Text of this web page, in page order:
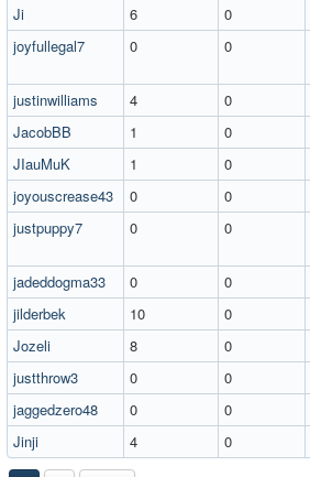
Ji
6
0
joyfullegal7
0 0
justinwilliams
4
0
JacobBB
1
0
JIauMuK
1
0
joyouscrease43
0 0
justpuppy7
0 0
jadeddogma33
0 0
jilderbek
10
0
Jozeli
8 0
justthrow3
0
0
jaggedzero48
0 0
Jinji
4 0